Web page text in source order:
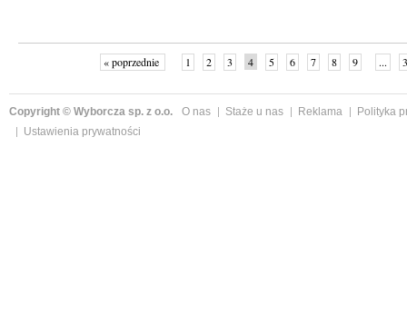
« poprzednie 1 2 3 4 5 6 7 8 9 ...
Copyright © Wyborcza sp. z o.o. O nas Staże u nas Reklama
Polityka
Ustawienia prywatności